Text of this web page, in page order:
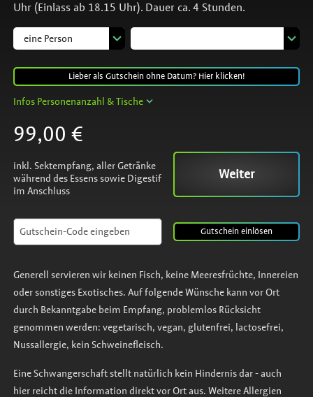
Uhr (Einlass ab 18.15 Uhr). Dauer ca. 4 Stunden.
Lieber als Gutschein ohne Datum? Hier klicken!
Infos Personenanzahl & Tische
99,00 €
inkl. Sektempfang, aller Getränke
während des Essens sowie Digestif
im Anschluss
Weiter
Gutschein einlösen
Generell servieren wir keinen Fisch, keine Meeresfrüchte, Innereien
oder sonstiges Exotisches. Auf folgende Wünsche kann vor Ort
durch Bekanntgabe beim Empfang, problemlos Rücksicht
genommen werden: vegetarisch, vegan, glutenfrei, lactosefrei,
Nussallergie, kein Schweinefleisch.
Eine Schwangerschaft stellt natürlich kein Hindernis dar - auch
hier reicht die Information direkt vor Ort aus. Weitere Allergien